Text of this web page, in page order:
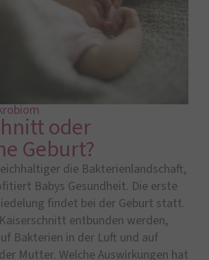
oder
Geburt?
die Bakterienlandschaft,
Babys Gesundheit. Die erste
findet bei der Geburt statt.
entbunden werden,
Bakterien in der Luft und auf
Mutter. Welche Auswirkungen hat